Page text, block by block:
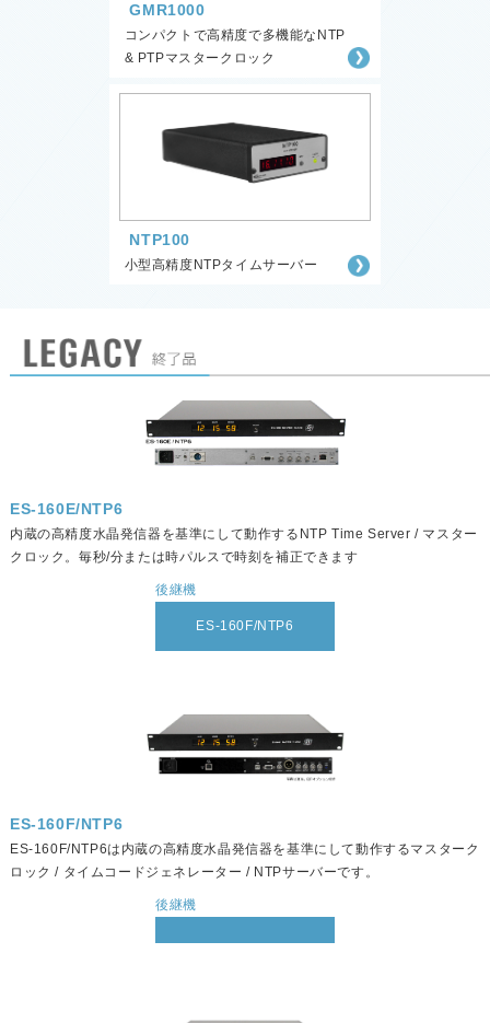
GMR1000
コンパクトで高精度で多機能なNTP
& PTPマスタークロック
NTP100
小型高精度NTPタイムサーバー
ES-160E/NTP6
内蔵の高精度水晶発信器を基準にして動作するNTP Time Server / マスター
クロック。毎秒/分または時パルスで時刻を補正できます
後継機
ES-160F/NTP6
ES-160F/NTP6
ES-160F/NTP6は内蔵の高精度水晶発信器を基準にして動作するマスターク
ロック / タイムコードジェネレーター / NTPサーバーです。
後継機